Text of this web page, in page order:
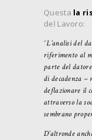
Questa la
del Lavoro:
“L’analisi del
riferimento al
parte del
di decadenza –
deflazionare il
attraverso la
sembrano
D’altronde